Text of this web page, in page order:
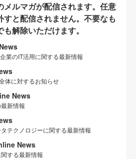
メルマガが配信されます。任意
すと配信されません。不要なも
解除いただけます。
業のIT活用に関する最新情報
体に対するお知らせ
News
新情報
テクノロジーに関する最新情報
News
する最新情報